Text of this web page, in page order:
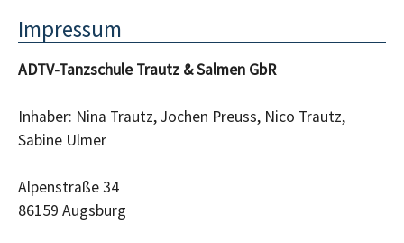
Impressum
ADTV-Tanzschule Trautz & Salmen GbR
Inhaber: Nina Trautz, Jochen Preuss, Nico Trautz,
Sabine Ulmer
Alpenstraße 34
86159 Augsburg